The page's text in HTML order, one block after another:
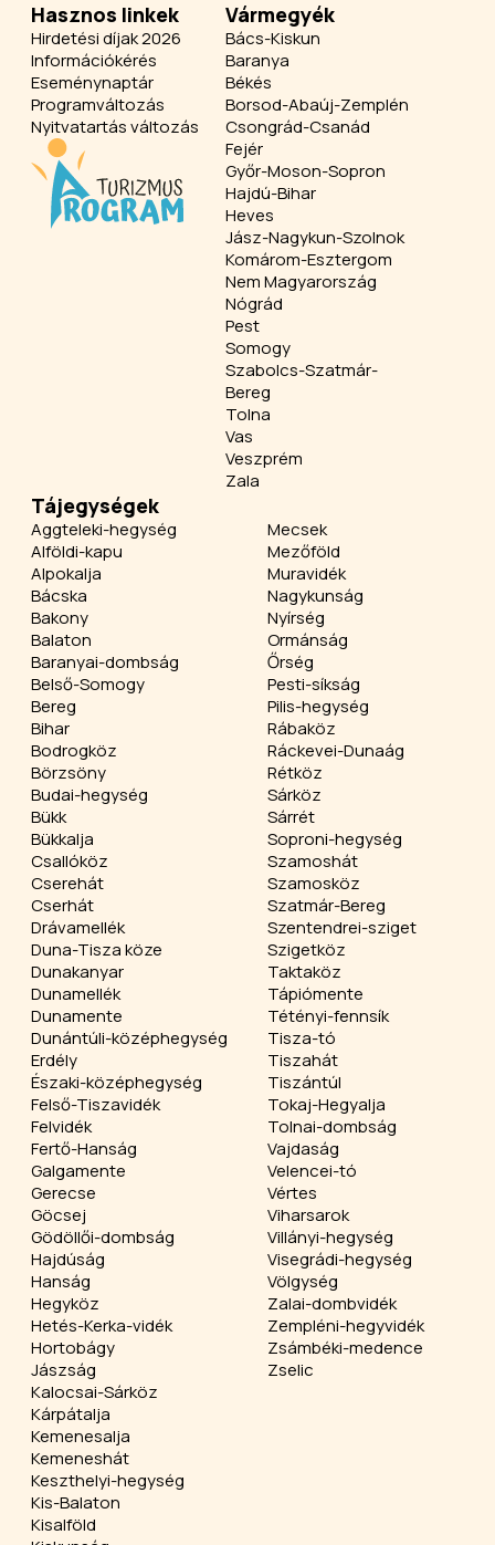
Hasznos linkek
Hirdetési díjak 2026
Információkérés
Eseménynaptár
Programváltozás
Nyitvatartás változás
Vármegyék
Bács-Kiskun
Baranya
Békés
Borsod-Abaúj-Zemplén
Csongrád-Csanád
Fejér
Győr-Moson-Sopron
Hajdú-Bihar
Heves
Jász-Nagykun-Szolnok
Komárom-Esztergom
Nem Magyarország
Nógrád
Pest
Somogy
Szabolcs-Szatmár-
Bereg
Tolna
Vas
Veszprém
Zala
Tájegységek
Aggteleki-hegység
Alföldi-kapu
Alpokalja
Bácska
Bakony
Balaton
Baranyai-dombság
Belső-Somogy
Bereg
Bihar
Bodrogköz
Börzsöny
Budai-hegység
Bükk
Bükkalja
Csallóköz
Cserehát
Cserhát
Drávamellék
Duna-Tisza köze
Dunakanyar
Dunamellék
Dunamente
Dunántúli-középhegység
Erdély
Északi-középhegység
Felső-Tiszavidék
Felvidék
Fertő-Hanság
Galgamente
Gerecse
Göcsej
Gödöllői-dombság
Hajdúság
Hanság
Hegyköz
Hetés-Kerka-vidék
Hortobágy
Jászság
Kalocsai-Sárköz
Kárpátalja
Kemenesalja
Kemeneshát
Keszthelyi-hegység
Kis-Balaton
Kisalföld
Mecsek
Mezőföld
Muravidék
Nagykunság
Nyírség
Ormánság
Őrség
Pesti-síkság
Pilis-hegység
Rábaköz
Ráckevei-Dunaág
Rétköz
Sárköz
Sárrét
Soproni-hegység
Szamoshát
Szamosköz
Szatmár-Bereg
Szentendrei-sziget
Szigetköz
Taktaköz
Tápiómente
Tétényi-fennsík
Tisza-tó
Tiszahát
Tiszántúl
Tokaj-Hegyalja
Tolnai-dombság
Vajdaság
Velencei-tó
Vértes
Viharsarok
Villányi-hegység
Visegrádi-hegység
Völgység
Zalai-dombvidék
Zempléni-hegyvidék
Zsámbéki-medence
Zselic